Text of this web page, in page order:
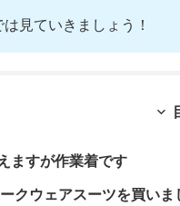
は見ていきましょう！
ますが作業着です
クウェアスーツを買いま